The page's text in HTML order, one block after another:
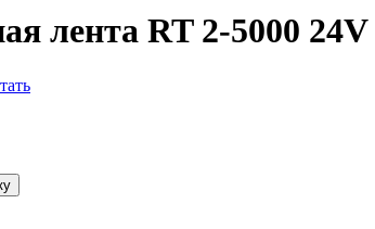
лента RT 2-5000